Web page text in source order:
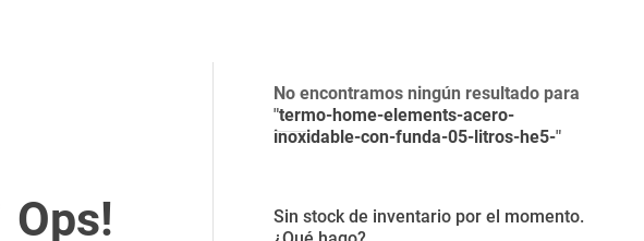
No encontramos ningún resultado para
"termo-home-elements-acero-
inoxidable-con-funda-05-litros-he5-"
Sin stock de inventario por el momento.